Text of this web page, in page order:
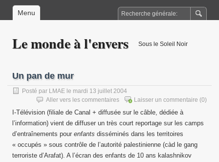
Menu
Le monde à l'envers Sous le Soleil Noir
Un pan de mur
Posté par LMAE le mardi 13 juillet 2004
Laisser un commentaire (0)
Aller vers les commentaires
I-Télévision (filiale de Canal + diffusée sur le câble, dédiée à
l’information) vient de diffuser un très court reportage sur les camps
d’entraînements pour enfants disséminés dans les territoires
« occupés » sous contrôle de l’autorité palestinienne (càd le gang
terroriste d’Arafat). A l’écran des enfants de 10 ans kalashnikov